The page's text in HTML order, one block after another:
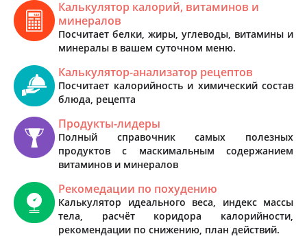
Калькулятор калорий, витаминов и
минералов
Посчитает белки, жиры, углеводы, витамины и
минералы в вашем суточном меню.
Калькулятор-анализатор рецептов
Посчитает калорийность и химический состав
блюда, рецепта
Продукты-лидеры
Полный справочник самых полезных
продуктов с маскимальным содержанием
витаминов и минералов
Рекомедации по похудению
Калькулятор идеального веса, индекс массы
тела, расчёт коридора калорийности,
рекомендации по снижению, план действий.